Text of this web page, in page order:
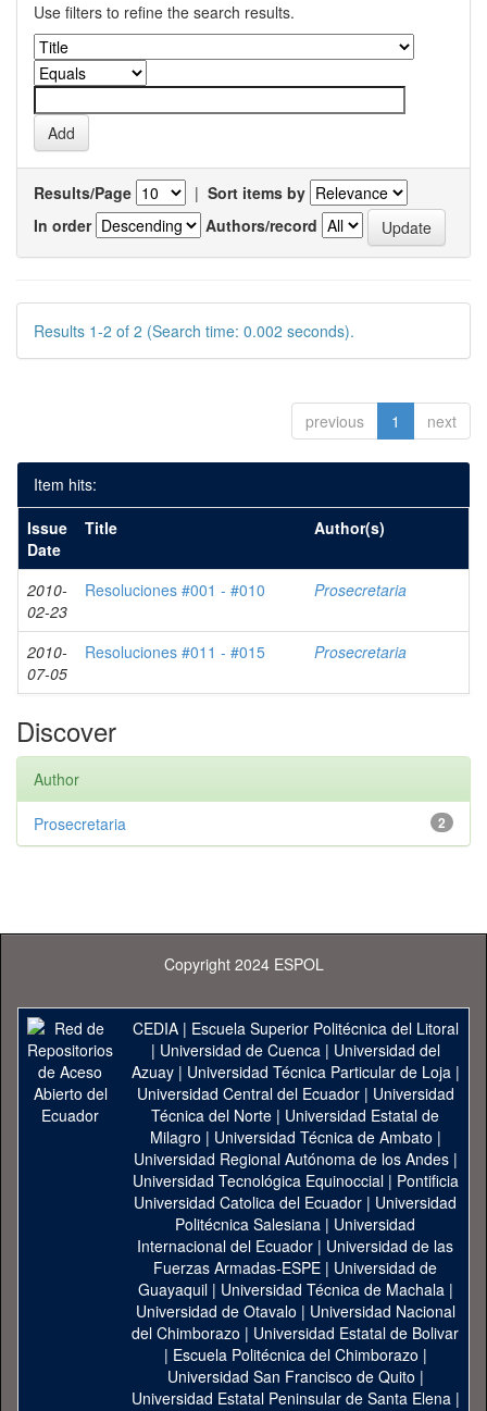
Use filters to refine the search results.
Results/Page | Sort items by
In order
Authors/record
Results 1-2 of 2 (Search time: 0.002 seconds).
previous 1 next
Item hits:
Issue
Date
Title Author(s)
2010-
02-23
Resoluciones #001 - #010 Prosecretaria
2010-
07-05
Resoluciones #011 - #015 Prosecretaria
Discover
Author
2
Prosecretaria
Copyright 2024 ESPOL
CEDIA| Escuela Superior Politécnica del Litoral
| Universidad de Cuenca| Universidad del
Azuay| Universidad Técnica Particular de Loja|
Universidad Central del Ecuador| Universidad
Técnica del Norte | Universidad Estatal de
Milagro | Universidad Técnica de Ambato |
Universidad Regional Autónoma de los Andes|
Universidad Tecnológica Equinoccial| Pontificia
Universidad Catolica del Ecuador | Universidad
Politécnica Salesiana | Universidad
Internacional del Ecuador | Universidad de las
Fuerzas Armadas-ESPE | Universidad de
Guayaquil| Universidad Técnica de Machala|
Universidad de Otavalo | Universidad Nacional
del Chimborazo | Universidad Estatal de Bolivar
| Escuela Politécnica del Chimborazo |
Universidad San Francisco de Quito |
Universidad Estatal Peninsular de Santa Elena|